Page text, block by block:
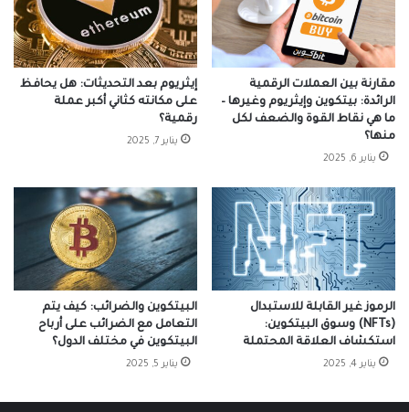
إيثريوم بعد التحديثات: هل يحافظ
على مكانته كثاني أكبر عملة
رقمية؟
يناير 7, 2025
مقارنة بين العملات الرقمية
الرائدة: بيتكوين وإيثريوم وغيرها –
ما هي نقاط القوة والضعف لكل
منها؟
يناير 6, 2025
البيتكوين والضرائب: كيف يتم
التعامل مع الضرائب على أرباح
البيتكوين في مختلف الدول؟
يناير 5, 2025
الرموز غير القابلة للاستبدال
(NFTs) وسوق البيتكوين:
استكشاف العلاقة المحتملة
يناير 4, 2025